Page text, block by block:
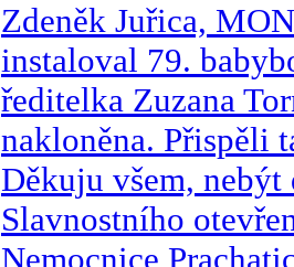
Zdeněk Juřica,
instaloval 79.
ředitelka Zuzana
nakloněna. Přispěli
Děkuju všem,
Slavnostního
Nemocnice